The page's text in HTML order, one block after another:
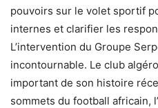
pouvoirs sur le volet sportif
internes et clarifier les
L’intervention du Groupe
incontournable. Le club
important de son histoire
sommets du football africain,